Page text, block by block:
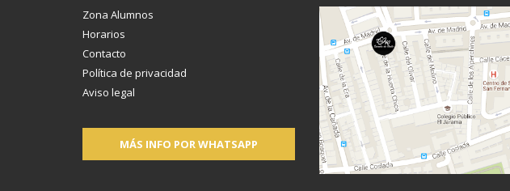
Zona Alumnos
Horarios
Contacto
Política de privacidad
Aviso legal
MÁS INFO POR WHATSAPP